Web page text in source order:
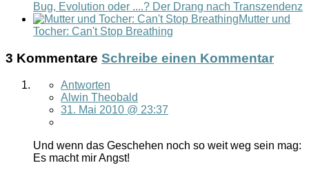
Bug, Evolution oder ....? Der Drang nach Transzendenz
Mutter und
Tocher: Can't Stop Breathing
3 Kommentare Schreibe einen Kommentar
Antworten
Alwin Theobald
31. Mai 2010 @ 23:37
Und wenn das Geschehen noch so weit weg sein mag:
Es macht mir Angst!